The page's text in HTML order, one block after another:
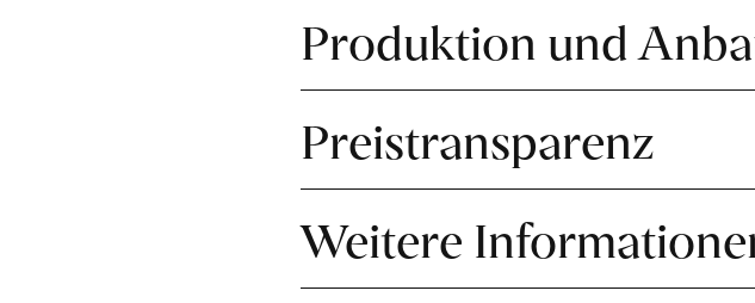
Produktion und
Preistransparenz
Weitere